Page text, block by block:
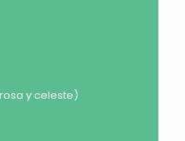
y celeste)